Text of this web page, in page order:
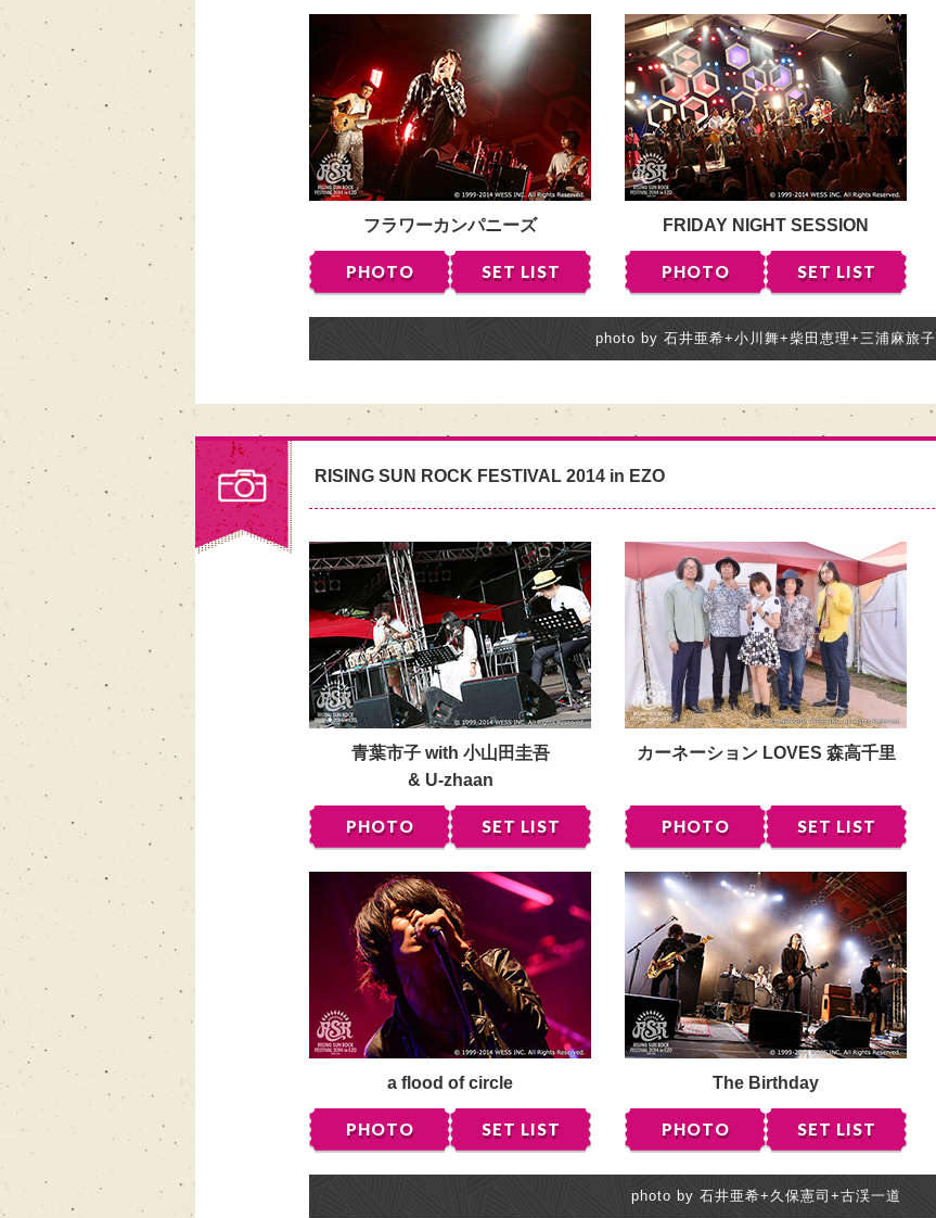
フラワーカンパニーズ
PHOTO SET LIST
FRIDAY NIGHT SESSION
PHOTO SET LIST
photo by 石井亜希+小川舞+柴田恵理+三浦麻旅子
RISING SUN ROCK FESTIVAL 2014 in EZO
青葉市子 with 小山田圭吾
& U-zhaan
PHOTO SET LIST
カーネーション LOVES 森高千里
PHOTO SET LIST
a flood of circle
PHOTO SET LIST
The Birthday
PHOTO SET LIST
photo by 石井亜希+久保憲司+古渓一道